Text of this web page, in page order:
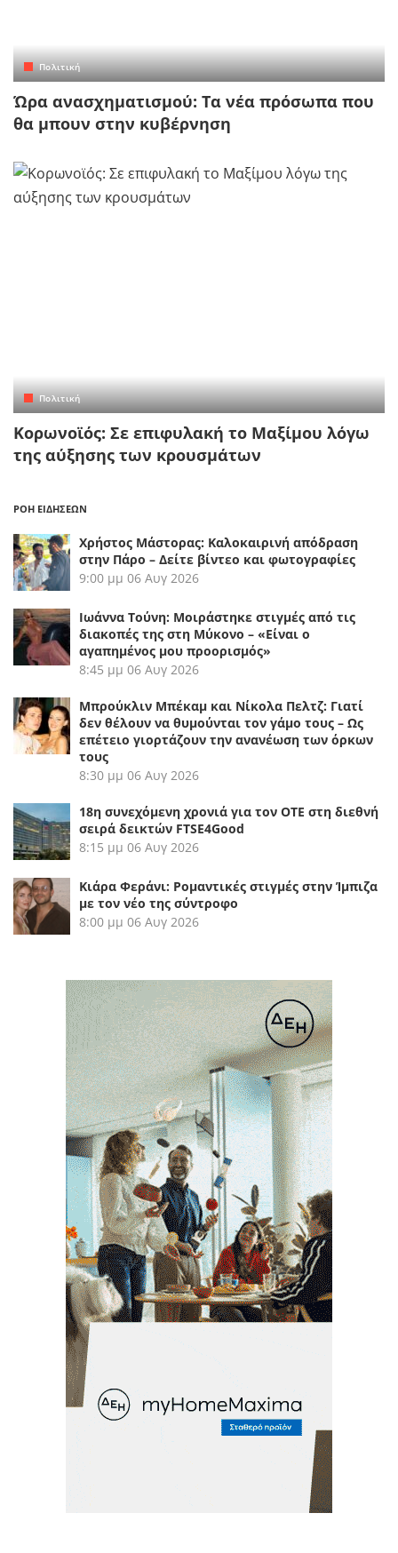
Πολιτική
Ώρα ανασχηματισμού: Τα νέα πρόσωπα που
θα μπουν στην κυβέρνηση
Πολιτική
Κορωνοϊός: Σε επιφυλακή το Μαξίμου λόγω
της αύξησης των κρουσμάτων
ΡΟΗ ΕΙΔΗΣΕΩΝ
Χρήστος Μάστορας: Καλοκαιρινή απόδραση
στην Πάρο – Δείτε βίντεο και φωτογραφίες
9:00 μμ 06 Αυγ 2026
Ιωάννα Τούνη: Μοιράστηκε στιγμές από τις
διακοπές της στη Μύκονο – «Είναι ο
αγαπημένος μου προορισμός»
8:45 μμ 06 Αυγ 2026
Μπρούκλιν Μπέκαμ και Νίκολα Πελτζ: Γιατί
δεν θέλουν να θυμούνται τον γάμο τους – Ως
επέτειο γιορτάζουν την ανανέωση των όρκων
τους
8:30 μμ 06 Αυγ 2026
18η συνεχόμενη χρονιά για τον ΟΤΕ στη διεθνή
σειρά δεικτών FTSE4Good
8:15 μμ 06 Αυγ 2026
Κιάρα Φεράνι: Ρομαντικές στιγμές στην Ίμπιζα
με τον νέο της σύντροφο
8:00 μμ 06 Αυγ 2026